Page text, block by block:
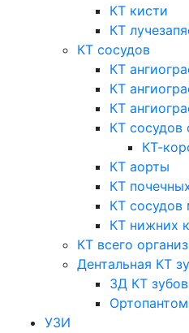
КТ кисти
КТ
КТ сосудов
КТ
КТ
КТ
КТ сосудов
КТ-
КТ аорты
КТ
КТ сосудов
КТ нижних
КТ всего
Дентальная КТ
3Д КТ зубов
УЗИ